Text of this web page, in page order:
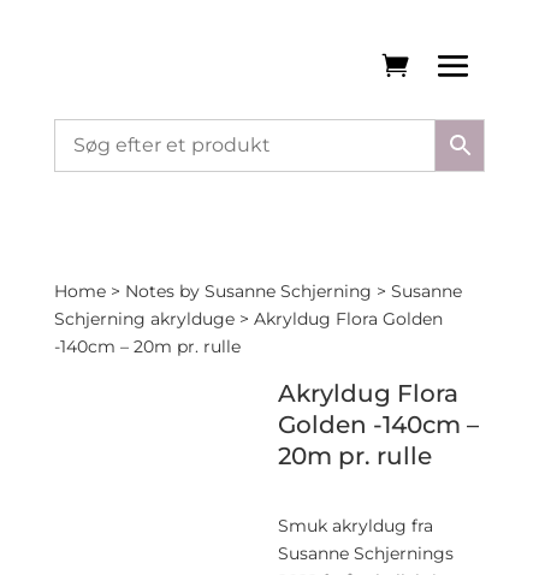
Home> Notes by Susanne Schjerning > Susanne
Schjerning akrylduge> Akryldug Flora Golden
-140cm – 20m pr. rulle
Akryldug Flora
Golden -140cm –
20m pr. rulle
Smuk akryldug fra
Susanne Schjernings